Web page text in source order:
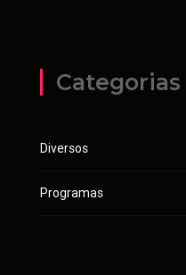
Categorias
Diversos
Programas